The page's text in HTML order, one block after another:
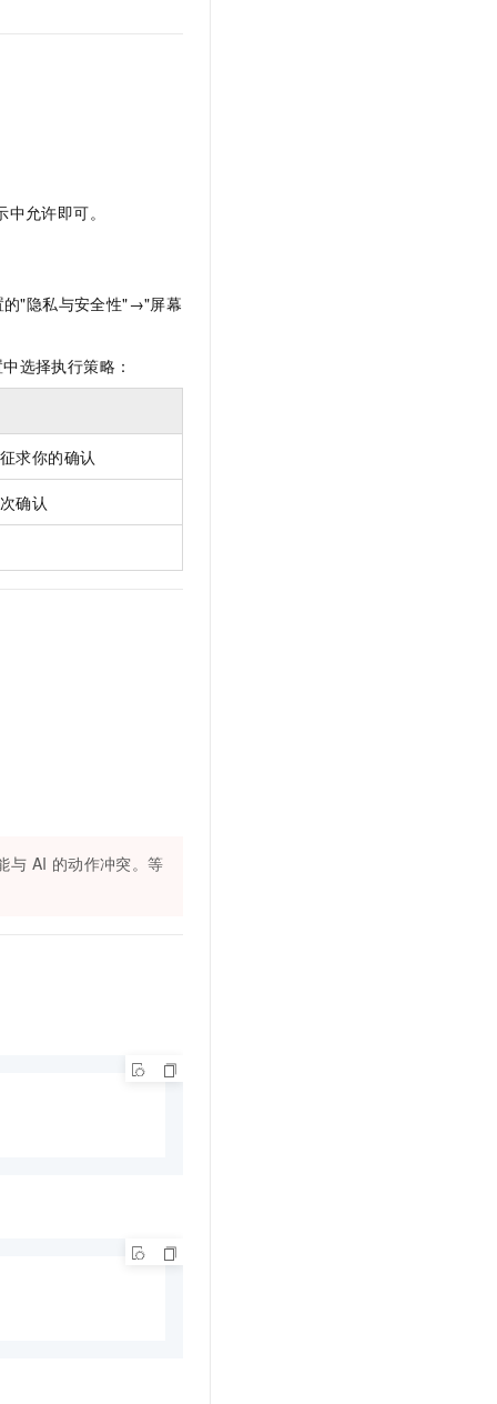
允许即可。
的"隐私与安全性"→"屏幕
选择执行策略：
求你的确认
确认
与 AI 的动作冲突。等